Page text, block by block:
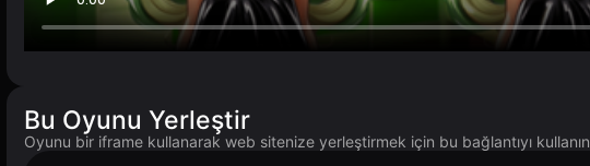
Bu Oyunu Yerleştir
Oyunu bir iframe kullanarak web sitenize yerleştirmek için bu bağlantıyı kullanın